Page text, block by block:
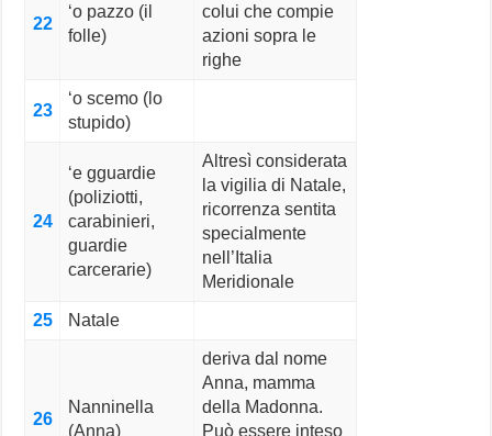
22
‘o pazzo (il
folle)
colui che compie
azioni sopra le
righe
23
‘o scemo (lo
stupido)
24
‘e gguardie
(poliziotti,
carabinieri,
guardie
carcerarie)
Altresì considerata
la vigilia di Natale,
ricorrenza sentita
specialmente
nell’Italia
Meridionale
25 Natale
26
Nanninella
(Anna)
deriva dal nome
Anna, mamma
della Madonna.
Può essere inteso